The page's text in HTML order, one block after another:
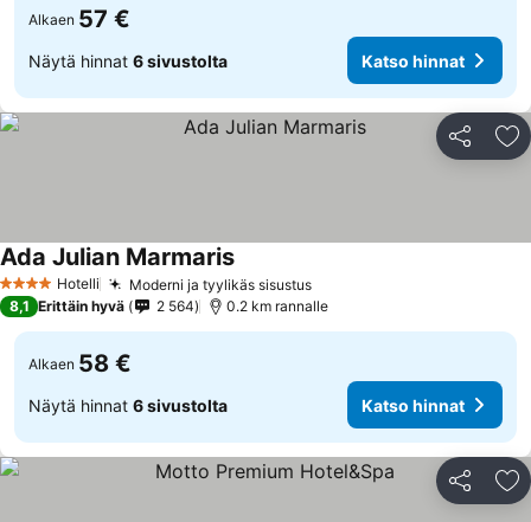
Alkaen 57 €
Näytä hinnat 6 sivustolta Katso hinnat
Jaa
4 Tähtiluokitus
Hotelli Moderni ja tyylikäs sisustus
Ada Julian Marmaris
8,1 Erittäin hyvä 2 564 0.2 km rannalle
Alkaen 58 €
Näytä hinnat 6 sivustolta Katso hinnat
Jaa